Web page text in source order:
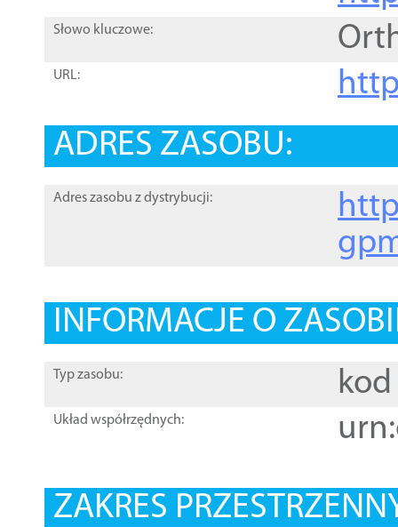
Słowo kluczowe:
URL:
ADRES ZASOBU:
Adres zasobu z dystrybucji:
INFORMACJE O
Typ zasobu: kod
Układ współrzędnych:
ZAKRES